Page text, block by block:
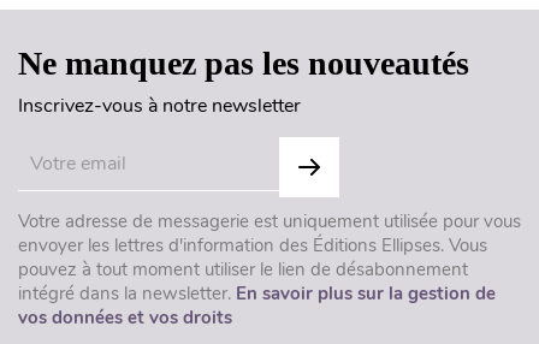
Ne manquez pas les nouveautés
Inscrivez-vous à notre newsletter
Votre adresse de messagerie est uniquement utilisée pour vous
envoyer les lettres d'information des Éditions Ellipses. Vous
pouvez à tout moment utiliser le lien de désabonnement
intégré dans la newsletter. En savoir plus sur la gestion de
vos données et vos droits